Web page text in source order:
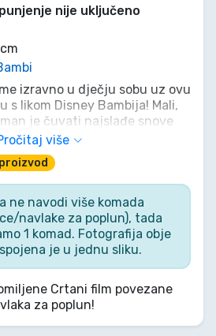
nije uključeno
izravno u dječju sobu uz ovu
s likom Disney Bambija! Mali,
je čuvati najslađe snove
plavoj jastučnici.
dizajnu „Woodland
možete promijeniti u
vas čeka znatiželjni Bambi, a
uzorak. Stvorite ugodan
mališane i dopustite da
čarolija svaku večer pretvori u
više
ne navodi više komada
navlake za poplun), tada
1 komad. Fotografija obje
je u jednu sliku.
Crtani film povezane
za poplun!